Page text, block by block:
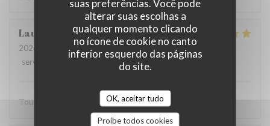
suas preferências. Você pode
alterar suas escolhas a
qualquer momento clicando
no ícone de cookie no canto
inferior esquerdo das páginas
do site.
OK, aceitar tudo
Proíbe todos cookies
Laurent
2026-07-27
- 12:15 - guests 2
service
/5 menu: quality_price
Tout est parfait